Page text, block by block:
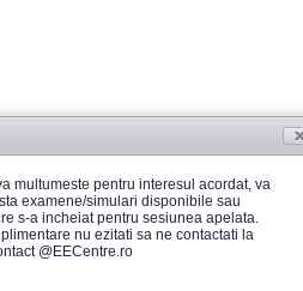
multumeste pentru interesul acordat, va
examene/simulari disponibile sau
s-a incheiat pentru sesiunea apelata.
nu ezitati sa ne contactati la
@EECentre.ro